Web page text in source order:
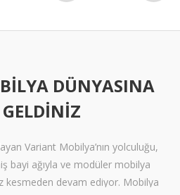
DÜNYASINA
GELDINIZ
Variant Mobilya’nın yolculuğu,
bayi ağıyla ve modüler mobilya
kesmeden devam ediyor. Mobilya